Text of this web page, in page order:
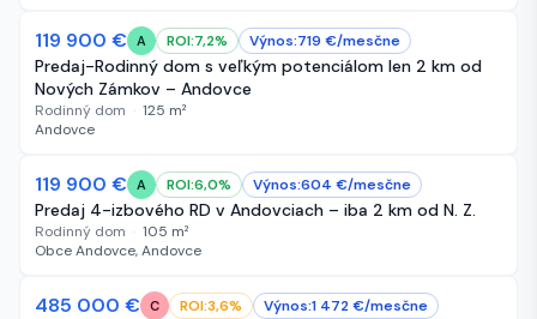
30 dní
119 900 € A ROI:7,2% Výnos:719 €/mesčne
Predaj-Rodinný dom s veľkým potenciálom len 2 km od
Nových Zámkov – Andovce
Rodinný dom · 125 m²
Andovce
30 dní
119 900 € A ROI:6,0% Výnos:604 €/mesčne
Predaj 4-izbového RD v Andovciach – iba 2 km od N. Z.
Rodinný dom · 105 m²
Obce Andovce, Andovce
33 dní
485 000 € C ROI:3,6% Výnos:1 472€/mesčne